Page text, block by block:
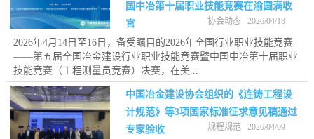
国中冶第十届职业技能竞赛在渝圆满收
官
协会动态 2026/04/18
2026年4月14日至16日，备受瞩目的2026年全国行业职业技能竞赛
——第五届全国冶金建设行业职业技能竞赛暨中国中冶第十届职业
技能竞赛（工程测量员竞赛）决赛，在美...
中国冶金建设协会组织的《连铸工程设
计规范》等3项国家标准征求意见稿通过
专家验收
规程规范 2026/04/09